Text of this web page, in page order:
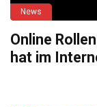
News
Online
hat im